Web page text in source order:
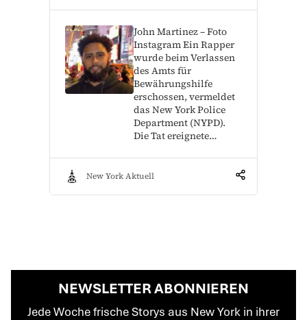
John Martinez – Foto
Instagram Ein Rapper
wurde beim Verlassen
des Amts für
Bewährungshilfe
erschossen, vermeldet
das New York Police
Department (NYPD).
Die Tat ereignete…
New York Aktuell
NEWSLETTER ABONNIEREN
Jede Woche frische Storys aus New York in ihrer